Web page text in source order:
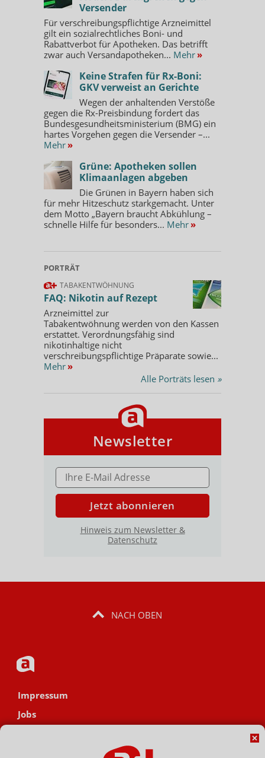
Versender
Für verschreibungspflichtige Arzneimittel
gilt ein sozialrechtliches Boni- und
Rabattverbot für Apotheken. Das betrifft
zwar auch Versandapotheken... Mehr »
Keine Strafen für Rx-Boni:
GKV verweist an Gerichte
Wegen der anhaltenden Verstöße
gegen die Rx-Preisbindung fordert das
Bundesgesundheitsministerium (BMG) ein
hartes Vorgehen gegen die Versender –...
Mehr »
Grüne: Apotheken sollen
Klimaanlagen abgeben
Die Grünen in Bayern haben sich
für mehr Hitzeschutz starkgemacht. Unter
dem Motto „Bayern braucht Abkühlung –
schnelle Hilfe für besonders... Mehr »
PORTRÄT
TABAKENTWÖHNUNG
FAQ: Nikotin auf Rezept
Arzneimittel zur
Tabakentwöhnung werden von den Kassen
erstattet. Verordnungsfähig sind
nikotinhaltige nicht
verschreibungspflichtige Präparate sowie...
Mehr »
Alle Porträts lesen »
Newsletter
E-MAIL ADRESSE
Jetzt abonnieren
Hinweis zum Newsletter &
Datenschutz
NACH OBEN
Impressum
Jobs